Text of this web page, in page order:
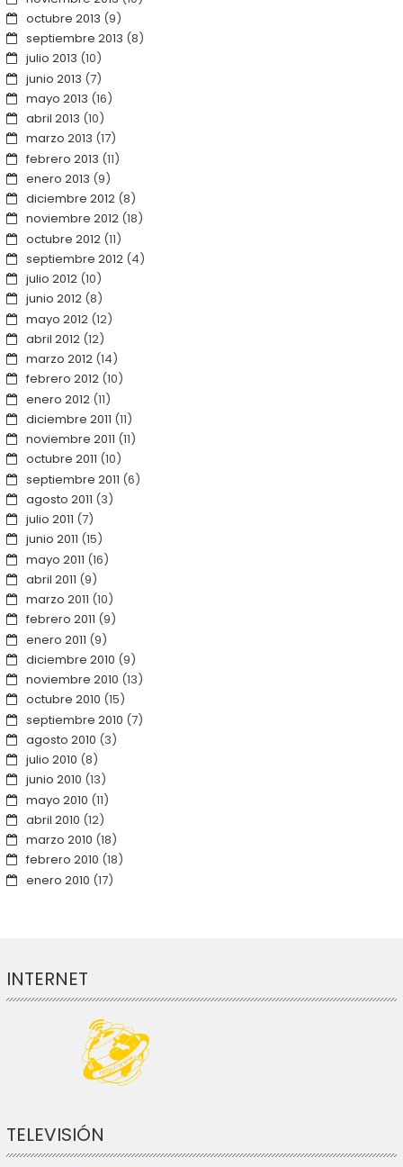
octubre 2013 (9)
septiembre 2013 (8)
julio 2013 (10)
junio 2013 (7)
mayo 2013 (16)
abril 2013 (10)
marzo 2013 (17)
febrero 2013 (11)
enero 2013 (9)
diciembre 2012(8)
noviembre 2012(18)
octubre 2012(11)
septiembre 2012(4)
julio 2012(10)
junio 2012(8)
mayo 2012(12)
abril 2012(12)
marzo 2012(14)
febrero 2012(10)
enero 2012(11)
diciembre 2011 (11)
noviembre 2011 (11)
octubre 2011 (10)
septiembre 2011 (6)
agosto 2011 (3)
julio 2011 (7)
junio 2011 (15)
mayo 2011 (16)
abril 2011 (9)
marzo 2011 (10)
febrero 2011 (9)
enero 2011 (9)
diciembre 2010 (9)
noviembre 2010 (13)
octubre 2010 (15)
septiembre 2010 (7)
agosto 2010 (3)
julio 2010 (8)
junio 2010 (13)
mayo 2010 (11)
abril 2010 (12)
marzo 2010 (18)
febrero 2010 (18)
enero 2010 (17)
INTERNET
TELEVISIÓN